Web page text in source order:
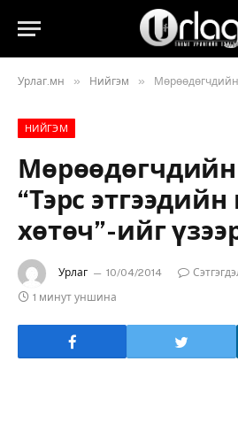
Урлаг.мн » Нийгэм » Мөрөөдөгчдийн өдрөөр
НИЙГЭМ
“Тэрс
хөтөч”-ийг
Урлаг 10/04/2014
1 минут уншина